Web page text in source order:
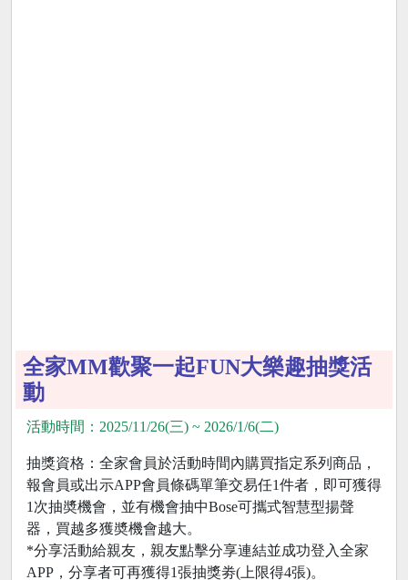
全家MM歡聚一起FUN大樂趣抽獎活
動
活動時間：2025/11/26(三) ~ 2026/1/6(二)
抽獎資格：全家會員於活動時間內購買指定系列商品，
報會員或出示APP會員條碼單筆交易任1件者，即可獲得
1次抽奬機會，並有機會抽中Bose可攜式智慧型揚聲
器，買越多獲奬機會越大。
*分享活動給親友，親友點擊分享連結並成功登入全家
APP，分享者可再獲得1張抽獎劵(上限得4張)。